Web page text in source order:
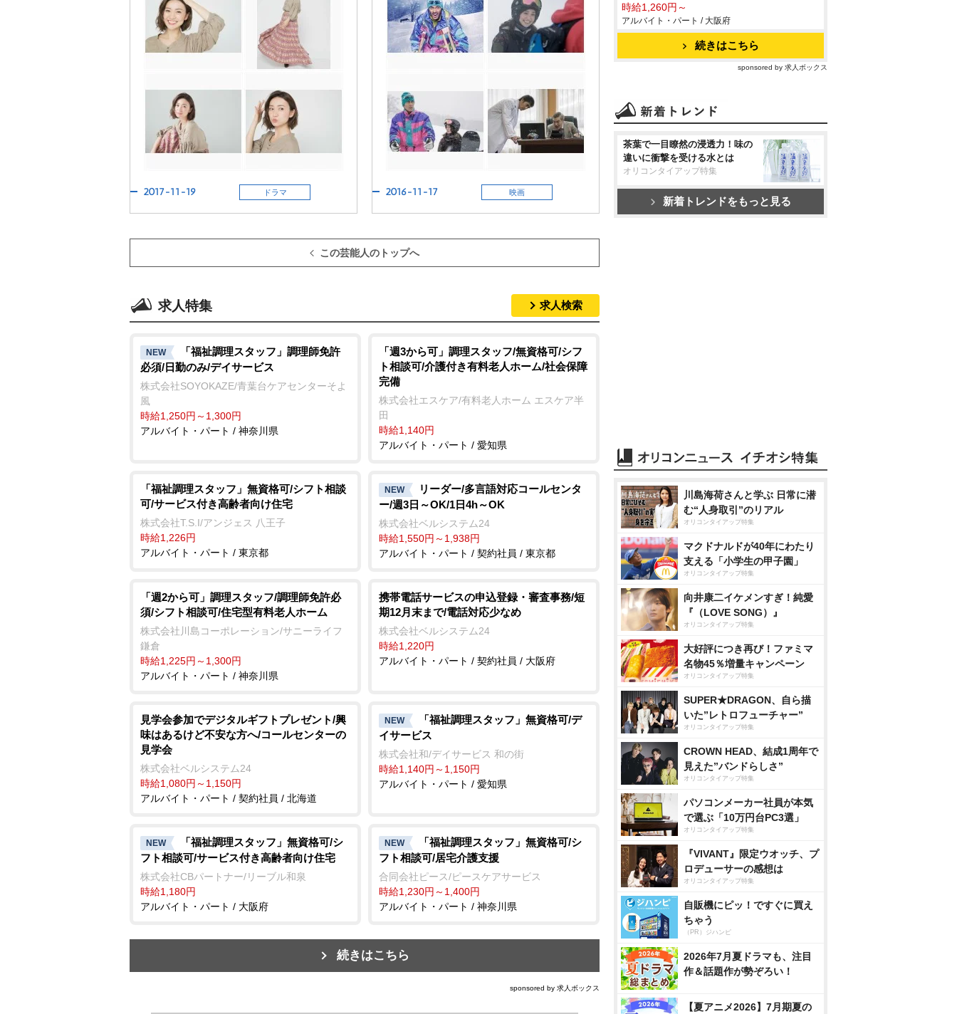
2017-11-19 ドラマ 2016-11-17 映画
この芸能人のトップへ
求人特集 求人検索
NEW
「福祉調理スタッフ」調理師免許
必須/日勤のみ/デイサービス
株式会社SOYOKAZE/青葉台ケアセンターそよ
風
時給1,250円～1,300円
アルバイト・パート / 神奈川県
「週3から可」調理スタッフ/無資格可/シフ
ト相談可/介護付き有料老人ホーム/社会保障
完備
株式会社エスケア/有料老人ホーム エスケア半
田
時給1,140円
アルバイト・パート / 愛知県
「福祉調理スタッフ」無資格可/シフト相談
可/サービス付き高齢者向け住宅
株式会社T.S.I/アンジェス 八王子
時給1,226円
アルバイト・パート / 東京都
NEW
リーダー/多言語対応コールセンタ
ー/週3日～OK/1日4h～OK
株式会社ベルシステム24
時給1,550円～1,938円
アルバイト・パート / 契約社員 / 東京都
「週2から可」調理スタッフ/調理師免許必
須/シフト相談可/住宅型有料老人ホーム
株式会社川島コーポレーション/サニーライフ
鎌倉
時給1,225円～1,300円
アルバイト・パート / 神奈川県
携帯電話サービスの申込登録・審査事務/短
期12月末まで/電話対応少なめ
株式会社ベルシステム24
時給1,220円
アルバイト・パート / 契約社員 / 大阪府
見学会参加でデジタルギフトプレゼント/興
味はあるけど不安な方へ/コールセンターの
見学会
株式会社ベルシステム24
時給1,080円～1,150円
アルバイト・パート / 契約社員 / 北海道
NEW
「福祉調理スタッフ」無資格可/デ
イサービス
株式会社和/デイサービス 和の街
時給1,140円～1,150円
アルバイト・パート / 愛知県
NEW
「福祉調理スタッフ」無資格可/シ
フト相談可/サービス付き高齢者向け住宅
株式会社CBパートナー/リーブル和泉
時給1,180円
アルバイト・パート / 大阪府
NEW
「福祉調理スタッフ」無資格可/シ
フト相談可/居宅介護支援
合同会社ピース/ピースケアサービス
時給1,230円～1,400円
アルバイト・パート / 神奈川県
続きはこちら
sponsored by 求人ボックス
時給1,260円～
アルバイト・パート / 大阪府
続きはこちら
sponsored by 求人ボックス
茶葉で一目瞭然の浸透力！味の
違いに衝撃を受ける水とは
オリコンタイアップ特集
新着トレンドをもっと見る
川島海荷さんと学ぶ 日常に潜
む“人身取引”のリアル
オリコンタイアップ特集
マクドナルドが40年にわたり
支える「小学生の甲子園」
オリコンタイアップ特集
向井康二イケメンすぎ！純愛
『（LOVE SONG）』
オリコンタイアップ特集
大好評につき再び！ファミマ
名物45％増量キャンペーン
オリコンタイアップ特集
SUPER★DRAGON、自ら描
いた”レトロフューチャー”
オリコンタイアップ特集
CROWN HEAD、結成1周年で
見えた”バンドらしさ”
オリコンタイアップ特集
パソコンメーカー社員が本気
で選ぶ「10万円台PC3選」
オリコンタイアップ特集
『VIVANT』限定ウオッチ、プ
ロデューサーの感想は
オリコンタイアップ特集
自販機にピッ！ですぐに買え
ちゃう
（PR）ジハンピ
2026年7月夏ドラマも、注目
作＆話題作が勢ぞろい！
【夏アニメ2026】7月期夏の